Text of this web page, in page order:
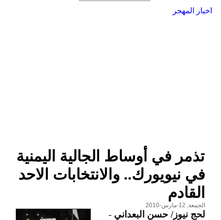
اخبار المهجر
تذمر في أوساط الجالية اليمنية
في نيويورك.. والانتخابات الاحد
القادم
الجمعة, 12-مارس-2010
لحج نيوز/ حسن البعداني -